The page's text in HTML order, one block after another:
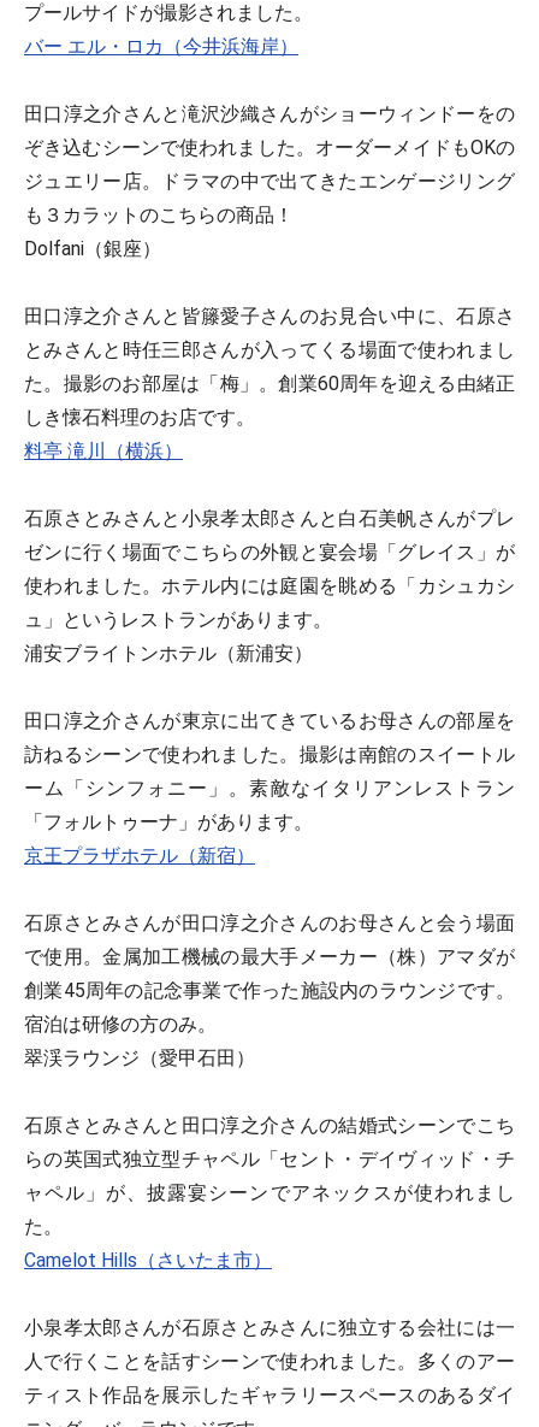
プールサイドが撮影されました。
バー エル・ロカ（今井浜海岸）
田口淳之介さんと滝沢沙織さんがショーウィンドーをの
ぞき込むシーンで使われました。オーダーメイドもOKの
ジュエリー店。ドラマの中で出てきたエンゲージリング
も３カラットのこちらの商品！
Dolfani（銀座）
田口淳之介さんと皆籐愛子さんのお見合い中に、石原さ
とみさんと時任三郎さんが入ってくる場面で使われまし
た。撮影のお部屋は「梅」。創業60周年を迎える由緒正
しき懐石料理のお店です。
料亭 滝川（横浜）
石原さとみさんと小泉孝太郎さんと白石美帆さんがプレ
ゼンに行く場面でこちらの外観と宴会場「グレイス」が
使われました。ホテル内には庭園を眺める「カシュカシ
ュ」というレストランがあります。
浦安ブライトンホテル（新浦安）
田口淳之介さんが東京に出てきているお母さんの部屋を
訪ねるシーンで使われました。撮影は南館のスイートル
ーム「シンフォニー」。素敵なイタリアンレストラン
「フォルトゥーナ」があります。
京王プラザホテル（新宿）
石原さとみさんが田口淳之介さんのお母さんと会う場面
で使用。金属加工機械の最大手メーカー（株）アマダが
創業45周年の記念事業で作った施設内のラウンジです。
宿泊は研修の方のみ。
翠渓ラウンジ（愛甲石田）
石原さとみさんと田口淳之介さんの結婚式シーンでこち
らの英国式独立型チャペル「セント・デイヴィッド・チ
ャペル」が、披露宴シーンでアネックスが使われまし
た。
Camelot Hills（さいたま市）
小泉孝太郎さんが石原さとみさんに独立する会社には一
人で行くことを話すシーンで使われました。多くのアー
ティスト作品を展示したギャラリースペースのあるダイ